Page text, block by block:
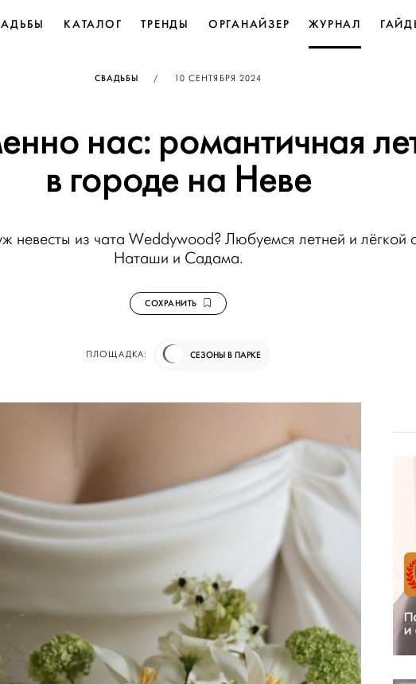
КАТАЛОГ ТРЕНДЫ ОРГАНАЙЗЕР ЖУРНАЛ
СВАДЬБЫ / ОПУБЛИКОВАНО
10 СЕНТЯБРЯ 2024
нас: романтичная
в городе на Неве
невесты из чата Weddywood? Любуемся летней и лёгкой
Наташи и Садама.
СОХРАНИТЬ
ПЛОЩАДКА: СЕЗОНЫ В ПАРКЕ